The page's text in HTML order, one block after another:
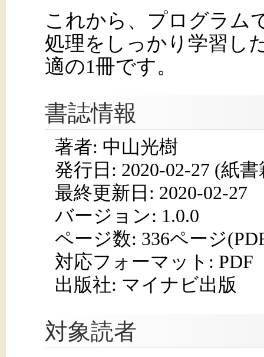
これから、プログラム
処理をしっかり学習し
適の1冊です。
書誌情報
著者: 中山光樹
発行日: 2020-02-27 (紙書
最終更新日: 2020-02-27
バージョン: 1.0.0
ページ数: 336ページ
対応フォーマット: PDF
出版社: マイナビ出版
対象読者